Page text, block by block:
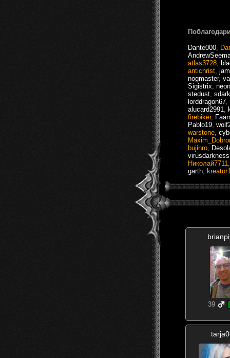
Dante000
atlas3728
antichrist
nogmaster,
Sigistrix
stedust
lorddragon67
alucard2991
firebiker,
Pablo19
warstone
bujinro
virusdarkness
Николай7711
garth
39